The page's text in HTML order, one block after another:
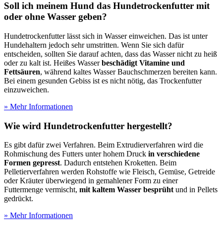
Soll ich meinem Hund das Hundetrockenfutter mit
oder ohne Wasser geben?
Hundetrockenfutter lässt sich in Wasser einweichen. Das ist unter
Hundehaltern jedoch sehr umstritten. Wenn Sie sich dafür
entscheiden, sollten Sie darauf achten, dass das Wasser nicht zu heiß
oder zu kalt ist. Heißes Wasserbeschädigt Vitamine und
Fettsäuren, während kaltes Wasser Bauchschmerzen bereiten kann.
Bei einem gesunden Gebiss ist es nicht nötig, das Trockenfutter
einzuweichen.
» Mehr Informationen
Wie wird Hundetrockenfutter hergestellt?
Es gibt dafür zwei Verfahren. Beim Extrudierverfahren wird die
Rohmischung des Futters unter hohem Druck in verschiedene
Formen gepresst. Dadurch entstehen Kroketten. Beim
Pelletierverfahren werden Rohstoffe wie Fleisch, Gemüse, Getreide
oder Kräuter überwiegend in gemahlener Form zu einer
Futtermenge vermischt, mit kaltem Wasser besprühtund in Pellets
gedrückt.
» Mehr Informationen